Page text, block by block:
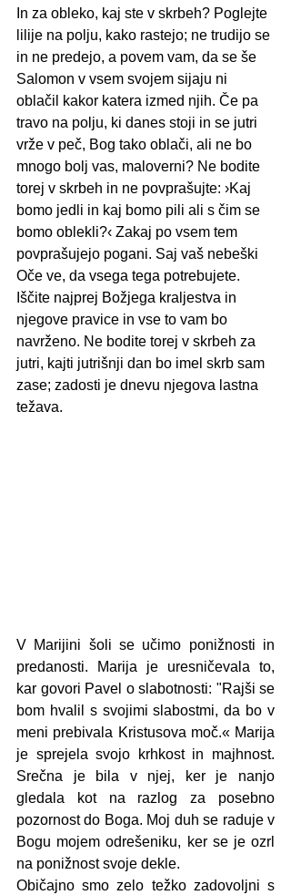
In za obleko, kaj ste v skrbeh? Poglejte
lilije na polju, kako rastejo; ne trudijo se
in ne predejo, a povem vam, da se še
Salomon v vsem svojem sijaju ni
oblačil kakor katera izmed njih. Če pa
travo na polju, ki danes stoji in se jutri
vrže v peč, Bog tako oblači, ali ne bo
mnogo bolj vas, maloverni? Ne bodite
torej v skrbeh in ne povprašujte: ›Kaj
bomo jedli in kaj bomo pili ali s čim se
bomo oblekli?‹ Zakaj po vsem tem
povprašujejo pogani. Saj vaš nebeški
Oče ve, da vsega tega potrebujete.
Iščite najprej Božjega kraljestva in
njegove pravice in vse to vam bo
navrženo. Ne bodite torej v skrbeh za
jutri, kajti jutrišnji dan bo imel skrb sam
zase; zadosti je dnevu njegova lastna
težava.
V Marijini šoli se učimo ponižnosti in
predanosti. Marija je uresničevala to,
kar govori Pavel o slabotnosti: "Rajši se
bom hvalil s svojimi slabostmi, da bo v
meni prebivala Kristusova moč.« Marija
je sprejela svojo krhkost in majhnost.
Srečna je bila v njej, ker je nanjo
gledala kot na razlog za posebno
pozornost do Boga. Moj duh se raduje v
Bogu mojem odrešeniku, ker se je ozrl
na ponižnost svoje dekle.
Običajno smo zelo težko zadovoljni s